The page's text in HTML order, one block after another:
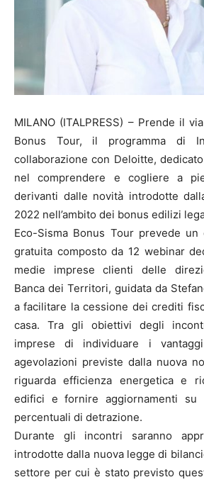
MILANO (ITALPRESS) – Prende il
Bonus Tour, il programma di
collaborazione con Deloitte,
nel comprendere e cogliere a
derivanti dalle novità introdotte
2022 nell’ambito dei bonus edilizi
Eco-Sisma Bonus Tour prevede
gratuita composto da 12 webinar
medie imprese clienti delle
Banca dei Territori, guidata da
a facilitare la cessione dei crediti
casa. Tra gli obiettivi degli
imprese di individuare i
agevolazioni previste dalla nuova
riguarda efficienza energetica e
edifici e fornire aggiornamenti su
percentuali di detrazione.
Durante gli incontri saranno
introdotte dalla nuova legge di
settore per cui è stato previsto